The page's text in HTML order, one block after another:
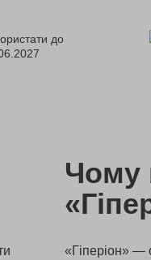
до
Чому
«Гіперіон» —